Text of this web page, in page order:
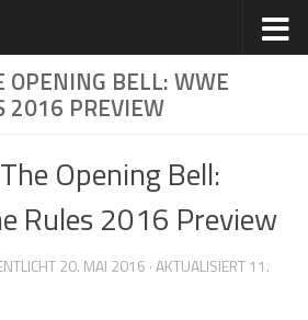
BELL: WWE
2016 PREVIEW
Opening Bell:
Rules 2016 Preview
20. MAI 2016 · AKTUALISIERT11.